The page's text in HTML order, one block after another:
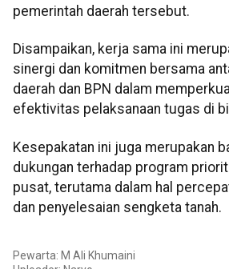
pemerintah daerah tersebut.
Disampaikan, kerja sama ini
sinergi dan komitmen bersama
daerah dan BPN dalam
efektivitas pelaksanaan tugas di
Kesepakatan ini juga merupakan
dukungan terhadap program
pusat, terutama dalam hal
dan penyelesaian sengketa tanah.
Pewarta: M Ali Khumaini